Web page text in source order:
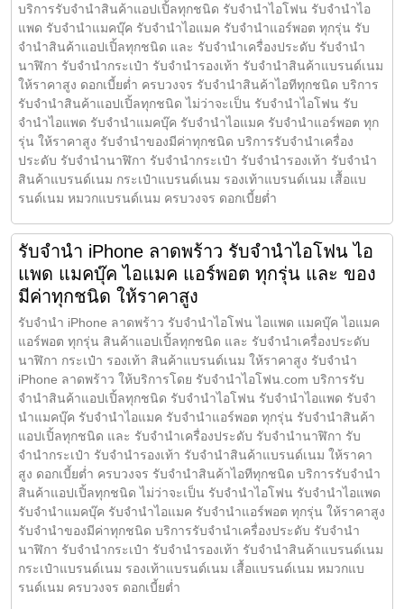
บริการรับจำนำสินค้าแอปเปิ้ลทุกชนิด รับจำนำไอโฟน รับจำนำไอ
แพด รับจำนำแมคบุ๊ค รับจำนำไอแมค รับจำนำแอร์พอต ทุกรุ่น รับ
จำนำสินค้าแอปเปิ้ลทุกชนิด และ รับจำนำเครื่องประดับ รับจำนำ
นาฬิกา รับจำนำกระเป๋า รับจำนำรองเท้า รับจำนำสินค้าแบรนด์เนม
ให้ราคาสูง ดอกเบี้ยต่ำ ครบวงจร รับจำนำสินค้าไอทีทุกชนิด บริการ
รับจำนำสินค้าแอปเปิ้ลทุกชนิด ไม่ว่าจะเป็น รับจำนำไอโฟน รับ
จำนำไอแพด รับจำนำแมคบุ๊ค รับจำนำไอแมค รับจำนำแอร์พอต ทุก
รุ่น ให้ราคาสูง รับจำนำของมีค่าทุกชนิด บริการรับจำนำเครื่อง
ประดับ รับจำนำนาฬิกา รับจำนำกระเป๋า รับจำนำรองเท้า รับจำนำ
สินค้าแบรนด์เนม กระเป๋าแบรนด์เนม รองเท้าแบรนด์เนม เสื้อแบ
รนด์เนม หมวกแบรนด์เนม ครบวงจร ดอกเบี้ยต่ำ
รับจำนำ iPhone ลาดพร้าว รับจำนำไอโฟน ไอ
แพด แมคบุ๊ค ไอแมค แอร์พอต ทุกรุ่น และ ของ
มีค่าทุกชนิด ให้ราคาสูง
รับจำนำ iPhone ลาดพร้าว รับจำนำไอโฟน ไอแพด แมคบุ๊ค ไอแมค
แอร์พอต ทุกรุ่น สินค้าแอปเปิ้ลทุกชนิด และ รับจำนำเครื่องประดับ
นาฬิกา กระเป๋า รองเท้า สินค้าแบรนด์เนม ให้ราคาสูง รับจำนำ
iPhone ลาดพร้าว ให้บริการโดย รับจํานําไอโฟน.com บริการรับ
จำนำสินค้าแอปเปิ้ลทุกชนิด รับจำนำไอโฟน รับจำนำไอแพด รับจำ
นำแมคบุ๊ค รับจำนำไอแมค รับจำนำแอร์พอต ทุกรุ่น รับจำนำสินค้า
แอปเปิ้ลทุกชนิด และ รับจำนำเครื่องประดับ รับจำนำนาฬิกา รับ
จำนำกระเป๋า รับจำนำรองเท้า รับจำนำสินค้าแบรนด์เนม ให้ราคา
สูง ดอกเบี้ยต่ำ ครบวงจร รับจำนำสินค้าไอทีทุกชนิด บริการรับจำนำ
สินค้าแอปเปิ้ลทุกชนิด ไม่ว่าจะเป็น รับจำนำไอโฟน รับจำนำไอแพด
รับจำนำแมคบุ๊ค รับจำนำไอแมค รับจำนำแอร์พอต ทุกรุ่น ให้ราคาสูง
รับจำนำของมีค่าทุกชนิด บริการรับจำนำเครื่องประดับ รับจำนำ
นาฬิกา รับจำนำกระเป๋า รับจำนำรองเท้า รับจำนำสินค้าแบรนด์เนม
กระเป๋าแบรนด์เนม รองเท้าแบรนด์เนม เสื้อแบรนด์เนม หมวกแบ
รนด์เนม ครบวงจร ดอกเบี้ยต่ำ